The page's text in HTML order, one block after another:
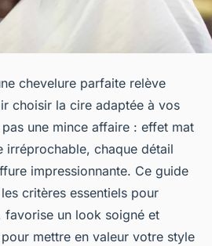
chevelure parfaite relève
choisir la cire adaptée à vos
une mince affaire : effet mat
irréprochable, chaque détail
impressionnante. Ce guide
critères essentiels pour
un look soigné et
mettre en valeur votre style